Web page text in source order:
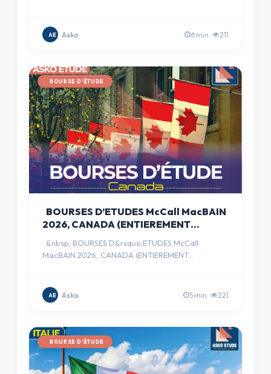
AE Asko 6 min 211
BOURSE D'ÉTUDE
BOURSES D’ETUDES McCall MacBAIN
2026, CANADA (ENTIEREMENT
&nbsp; BOURSES D&rsquo;ETUDES McCall
MacBAIN 2026, CANADA (ENTIEREMENT
AE Asko 5 min 221
BOURSE D'ÉTUDE